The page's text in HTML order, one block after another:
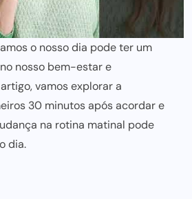
o nosso dia pode ter um
nosso bem-estar e
vamos explorar a
30 minutos após acordar e
na rotina matinal pode
dia.